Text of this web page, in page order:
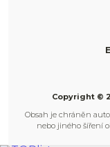
Copyright ©
Obsah je chráněn
nebo jiného šíření